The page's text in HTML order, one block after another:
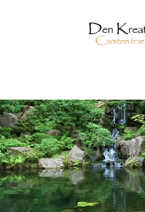
Gå til hovedindhold